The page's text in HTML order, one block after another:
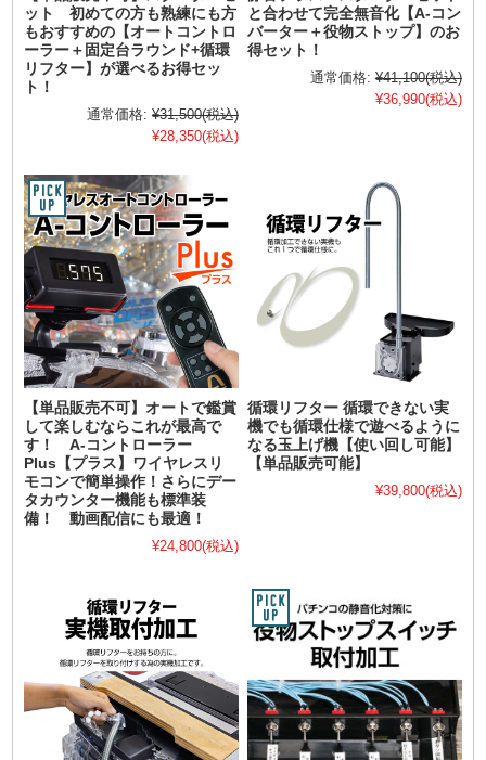
ット 初めての方も熟練にも方
もおすすめの【オートコントロ
ーラー＋固定台ラウンド+循環
リフター】が選べるお得セッ
ト！
通常価格: ¥31,500(税込)
¥28,350(税込)
と合わせて完全無音化【A-コン
バーター＋役物ストップ】のお
得セット！
通常価格: ¥41,100(税込)
¥36,990(税込)
【単品販売不可】オートで鑑賞
して楽しむならこれが最高で
す！ A-コントローラー
Plus【プラス】ワイヤレスリ
モコンで簡単操作！さらにデー
タカウンター機能も標準装
備！ 動画配信にも最適！
¥24,800(税込)
循環リフター 循環できない実
機でも循環仕様で遊べるように
なる玉上げ機【使い回し可能】
【単品販売可能】
¥39,800(税込)